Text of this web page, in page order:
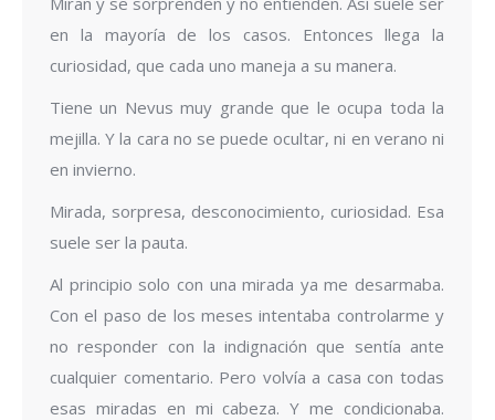
en la mayoría de los casos. Entonces llega la
curiosidad, que cada uno maneja a su manera.
Tiene un Nevus muy grande que le ocupa toda la
mejilla. Y la cara no se puede ocultar, ni en verano ni
en invierno.
Mirada, sorpresa, desconocimiento, curiosidad. Esa
suele ser la pauta.
Al principio solo con una mirada ya me desarmaba.
Con el paso de los meses intentaba controlarme y
no responder con la indignación que sentía ante
cualquier comentario. Pero volvía a casa con todas
esas miradas en mi cabeza. Y me condicionaba.